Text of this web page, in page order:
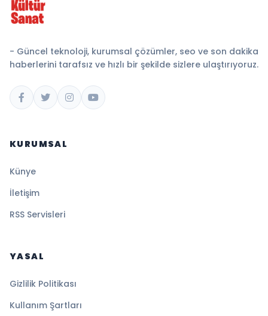
- Güncel teknoloji, kurumsal çözümler, seo ve son dakika
haberlerini tarafsız ve hızlı bir şekilde sizlere ulaştırıyoruz.
KURUMSAL
Künye
İletişim
RSS Servisleri
YASAL
Gizlilik Politikası
Kullanım Şartları